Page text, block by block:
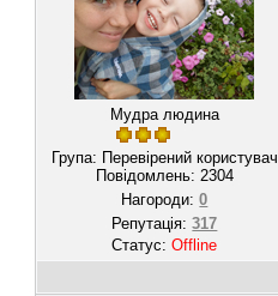
Мудра людина
Група: Перевірений користувач
Повідомлень: 2304
Нагороди:0
Репутація:317
Статус:Offline